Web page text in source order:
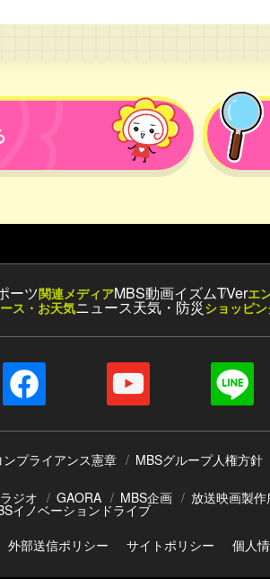
ーツ関連メディアMBS動画イズムTVerエ
ス・お天気ニュース天気・防災 ショッピ
プライアンス憲章 MBSグループ人権方針
ジオ GAORA MBS企画 放送映画製作
イノベーションドライブ
外部送信ポリシー
サイトポリシー 個人